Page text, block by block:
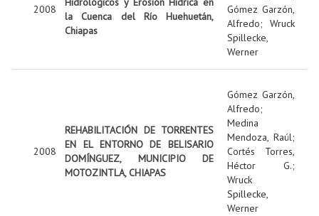
2008
la Cuenca del Río Huehuetán,
Chiapas
Gómez Garzón,
Alfredo; Wruck
Spillecke,
Werner
2008
REHABILITACIÓN DE TORRENTES
EN EL ENTORNO DE BELISARIO
DOMÍNGUEZ, MUNICIPIO DE
MOTOZINTLA, CHIAPAS
Gómez Garzón,
Alfredo;
Medina
Mendoza, Raúl;
Cortés Torres,
Héctor G.;
Wruck
Spillecke,
Werner